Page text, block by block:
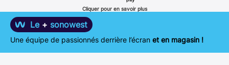
Cliquer pour en savoir plus
Le + sonowest
Une équipe de passionnés derrière l’écran et en magasin !